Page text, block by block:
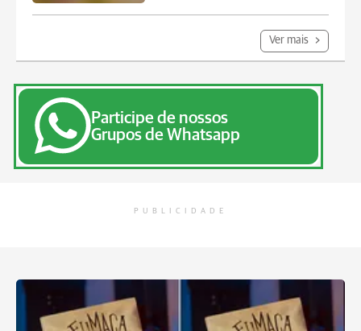
Ver mais
Participe de nossos
Grupos de Whatsapp
PUBLICIDADE